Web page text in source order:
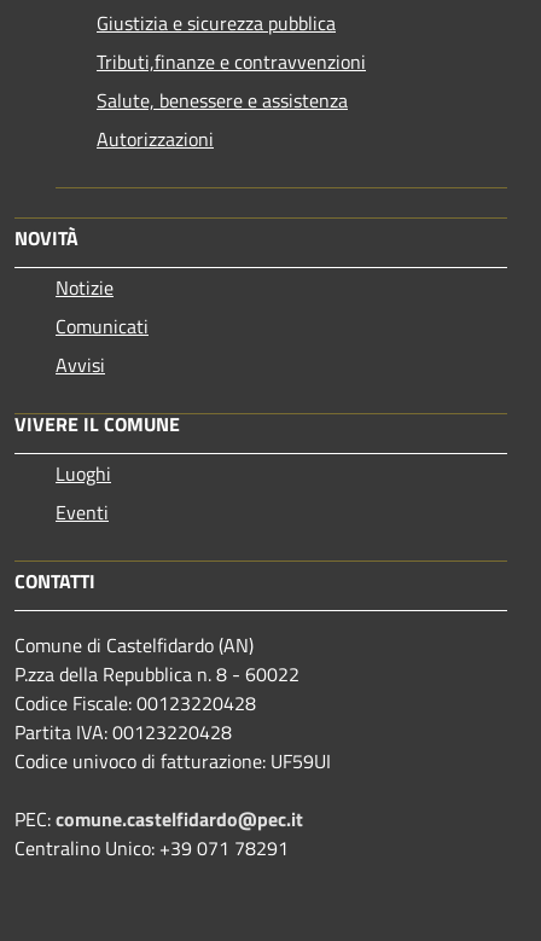
Giustizia e sicurezza pubblica
Tributi,finanze e contravvenzioni
Salute, benessere e assistenza
Autorizzazioni
NOVITÀ
Notizie
Comunicati
Avvisi
VIVERE IL COMUNE
Luoghi
Eventi
CONTATTI
Comune di Castelfidardo (AN)
P.zza della Repubblica n. 8 - 60022
Codice Fiscale: 00123220428
Partita IVA: 00123220428
Codice univoco di fatturazione: UF59UI
PEC:comune.castelfidardo@pec.it
Centralino Unico: +39 071 78291